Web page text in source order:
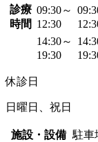
診療
時間
09:30～
12:30
14:30～
19:30
休診日
日曜日、祝日
施設・設備 駐車